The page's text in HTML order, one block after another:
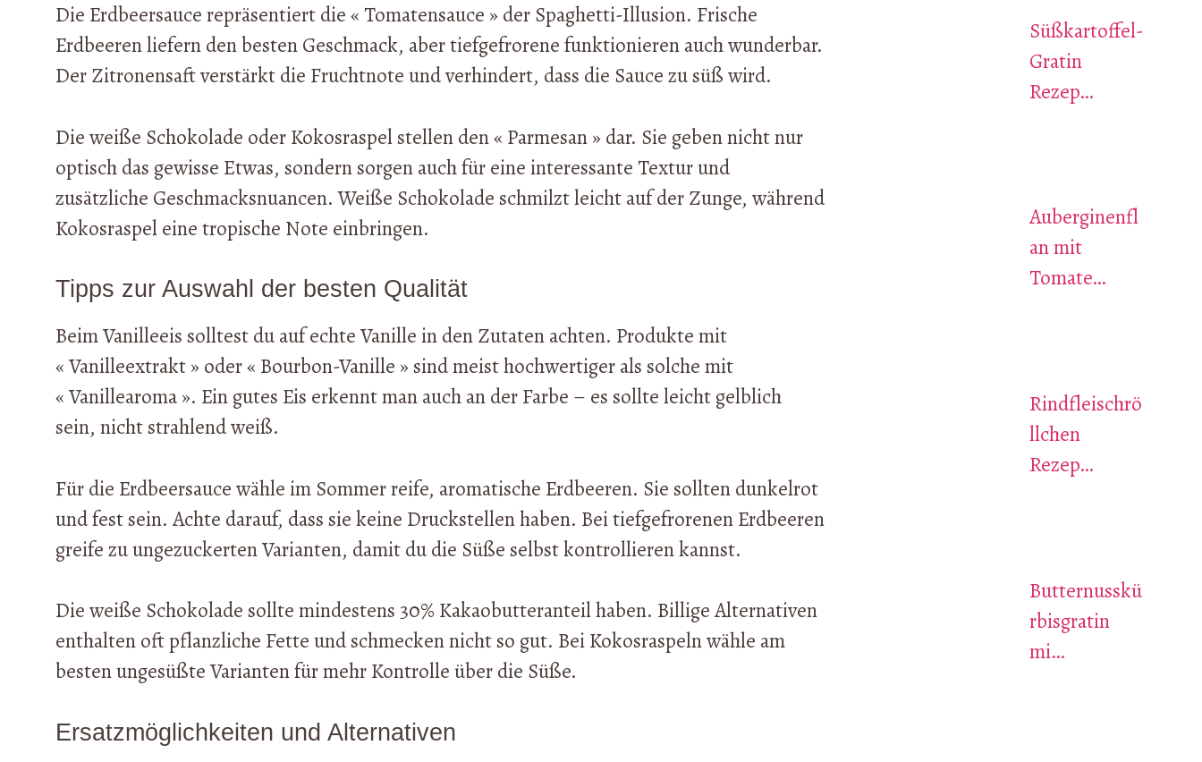
Die Erdbeersauce repräsentiert die « Tomatensauce » der Spaghetti-Illusion. Frische
Erdbeeren liefern den besten Geschmack, aber tiefgefrorene funktionieren auch wunderbar.
Der Zitronensaft verstärkt die Fruchtnote und verhindert, dass die Sauce zu süß wird.
Die weiße Schokolade oder Kokosraspel stellen den « Parmesan » dar. Sie geben nicht nur
optisch das gewisse Etwas, sondern sorgen auch für eine interessante Textur und
zusätzliche Geschmacksnuancen. Weiße Schokolade schmilzt leicht auf der Zunge, während
Kokosraspel eine tropische Note einbringen.
Tipps zur Auswahl der besten Qualität
Beim Vanilleeis solltest du auf echte Vanille in den Zutaten achten. Produkte mit
« Vanilleextrakt » oder « Bourbon-Vanille » sind meist hochwertiger als solche mit
« Vanillearoma ». Ein gutes Eis erkennt man auch an der Farbe – es sollte leicht gelblich
sein, nicht strahlend weiß.
Für die Erdbeersauce wähle im Sommer reife, aromatische Erdbeeren. Sie sollten dunkelrot
und fest sein. Achte darauf, dass sie keine Druckstellen haben. Bei tiefgefrorenen Erdbeeren
greife zu ungezuckerten Varianten, damit du die Süße selbst kontrollieren kannst.
Die weiße Schokolade sollte mindestens 30% Kakaobutteranteil haben. Billige Alternativen
enthalten oft pflanzliche Fette und schmecken nicht so gut. Bei Kokosraspeln wähle am
besten ungesüßte Varianten für mehr Kontrolle über die Süße.
Ersatzmöglichkeiten und Alternativen
Süßkartoffel-
Gratin
Rezep…
Auberginenfl
an mit
Tomate…
Rindfleischrö
llchen
Rezep…
Butternusskü
rbisgratin
mi…